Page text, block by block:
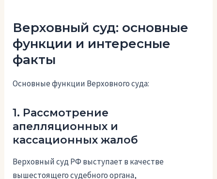
Верховный суд: основные
функции и интересные
факты
Основные функции Верховного суда:
1. Рассмотрение
апелляционных и
кассационных жалоб
Верховный суд РФ выступает в качестве
вышестоящего судебного органа,